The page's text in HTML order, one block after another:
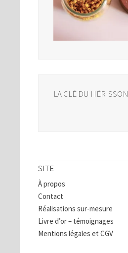
LA CLÉ DU HÉRISSON
SITE
À propos
Contact
Réalisations sur-mesure
Livre d’or – témoignages
Mentions légales et CGV